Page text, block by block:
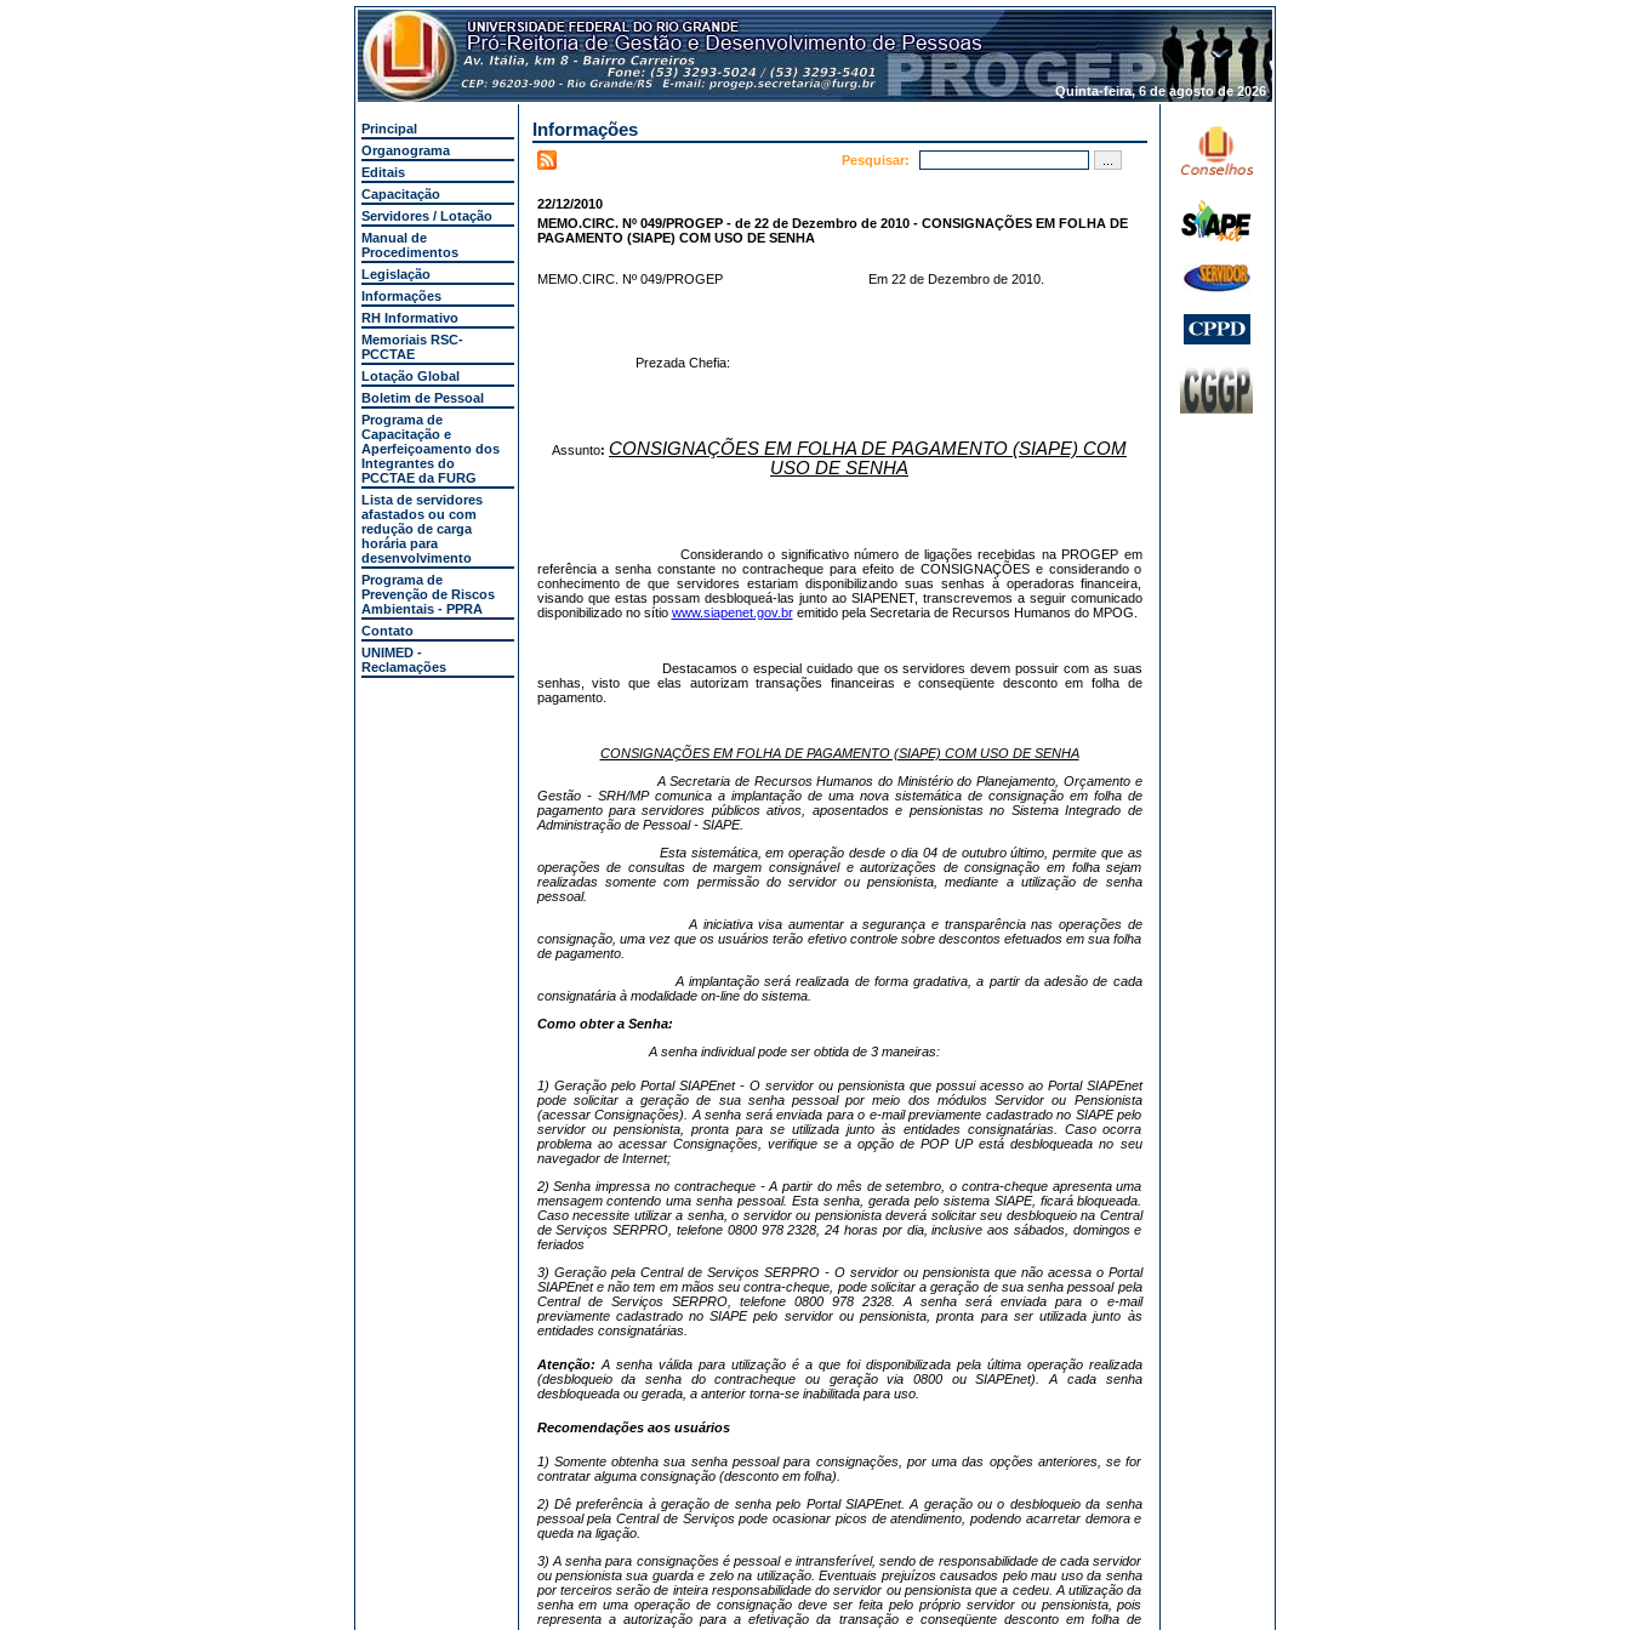
Quinta-feira, 6 de agosto de 2026.
Principal
Organograma
Editais
Capacitação
Servidores / Lotação
Manual de
Procedimentos
Legislação
Informações
RH Informativo
Memoriais RSC-
PCCTAE
Lotação Global
Boletim de Pessoal
Programa de
Capacitação e
Aperfeiçoamento dos
Integrantes do
PCCTAE da FURG
Lista de servidores
afastados ou com
redução de carga
horária para
desenvolvimento
Programa de
Prevenção de Riscos
Ambientais - PPRA
Contato
UNIMED -
Reclamações
Informações
Pesquisar:
22/12/2010
MEMO.CIRC. Nº 049/PROGEP - de 22 de Dezembro de 2010 - CONSIGNAÇÕES EM FOLHA DE
PAGAMENTO (SIAPE) COM USO DE SENHA
MEMO.CIRC. Nº 049/PROGEP Em 22 de Dezembro de 2010.
Prezada Chefia:
Assunto: CONSIGNAÇÕES EM FOLHA DE PAGAMENTO (SIAPE) COM
USO DE SENHA
Considerando o significativo número de ligações recebidas na PROGEP em
referência a senha constante no contracheque para efeito de CONSIGNAÇÕES e considerando o
conhecimento de que servidores estariam disponibilizando suas senhas à operadoras financeira,
visando que estas possam desbloqueá-las junto ao SIAPENET, transcrevemos a seguir comunicado
disponibilizado no sítio www.siapenet.gov.bremitido pela Secretaria de Recursos Humanos do MPOG.
Destacamos o especial cuidado que os servidores devem possuir com as suas
senhas, visto que elas autorizamtransações financeiras e conseqüente desconto em folha de
pagamento.
CONSIGNAÇÕES EM FOLHA DE PAGAMENTO (SIAPE) COM USO DE SENHA
A Secretaria de Recursos Humanos do Ministério do Planejamento, Orçamento e
Gestão - SRH/MP comunica a implantação de uma nova sistemática de consignação em folha de
pagamentopara servidores públicos ativos, aposentados e pensionistas no Sistema Integrado de
Administração de Pessoal - SIAPE.
Esta sistemática, em operação desde o dia 04 de outubro último, permite que as
operações de consultas de margem consignável e autorizações de consignação em folha sejam
realizadas somente com permissão do servidor ou pensionista, mediante a utilização de senha
pessoal.
A iniciativa visa aumentar a segurança e transparência nas operações de
consignação, uma vez que os usuários terão efetivo controle sobre descontos efetuados em sua folha
de pagamento.
A implantação será realizada de forma gradativa, a partir da adesão de cada
consignatária à modalidade on-line do sistema.
Como obter a Senha:
A senha individual pode ser obtida de 3 maneiras:
1) Geração pelo Portal SIAPEnet - O servidor ou pensionista que possui acesso ao Portal SIAPEnet
pode solicitar a geração de sua senha pessoal por meio dos módulos Servidor ou Pensionista
(acessar Consignações). A senha será enviada para o e-mail previamente cadastrado no SIAPE pelo
servidor ou pensionista, pronta para se utilizada junto às entidades consignatárias. Caso ocorra
problema ao acessar Consignações, verifique se a opção de POP UP está desbloqueada no seu
navegador de Internet;
2) Senha impressa no contracheque - A partir do mês de setembro, o contra-cheque apresenta uma
mensagem contendo uma senha pessoal. Esta senha, gerada pelo sistema SIAPE, ficará bloqueada.
Caso necessite utilizar a senha, o servidor ou pensionista deverá solicitar seu desbloqueio na Central
de Serviços SERPRO, telefone 0800 978 2328, 24 horas por dia, inclusive aos sábados, domingos e
feriados
3) Geração pela Central de Serviços SERPRO - O servidor ou pensionista que não acessa o Portal
SIAPEnet e não tem em mãos seu contra-cheque, pode solicitar a geração de sua senha pessoal pela
Central de Serviços SERPRO, telefone 0800 978 2328. A senha será enviada para o e-mail
previamente cadastrado no SIAPE pelo servidor ou pensionista, pronta para ser utilizada junto às
entidades consignatárias.
Atenção: A senha válida para utilização é a que foi disponibilizada pela última operação realizada
(desbloqueio da senha do contracheque ou geração via 0800 ou SIAPEnet). A cada senha
desbloqueada ou gerada, a anterior torna-se inabilitada para uso.
Recomendações aos usuários
1) Somente obtenha sua senha pessoal para consignações, por uma das opções anteriores, se for
contratar alguma consignação (desconto em folha).
2) Dê preferência à geração de senha pelo Portal SIAPEnet. A geração ou o desbloqueio da senha
pessoal pela Central de Serviços pode ocasionar picos de atendimento, podendo acarretar demora e
queda na ligação.
3) A senha para consignações é pessoal e intransferível, sendo de responsabilidade de cada servidor
ou pensionista sua guarda e zelo na utilização. Eventuais prejuízos causados pelo mau uso da senha
por terceiros serão de inteira responsabilidade do servidor ou pensionista que a cedeu. A utilização da
senha em uma operação de consignação deve ser feita pelo próprio servidor ou pensionista, pois
representa a autorização para a efetivação da transação e conseqüente desconto em folha de